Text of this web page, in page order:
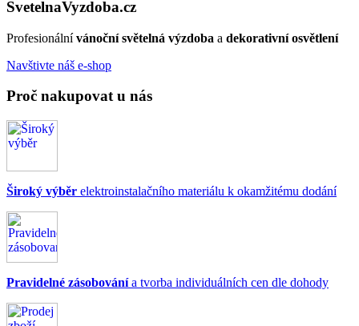
SvetelnaVyzdoba.cz
Profesionálnívánoční světelná výzdoba a dekorativní osvětlení
Navštivte náš e-shop
Proč nakupovat u nás
Široký výběr elektroinstalačního materiálu k okamžitému dodání
Pravidelné zásobovánía tvorba individuálních cen dle dohody